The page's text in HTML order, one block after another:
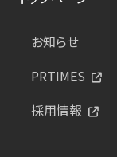
お知らせ
PRTIMES
採用情報